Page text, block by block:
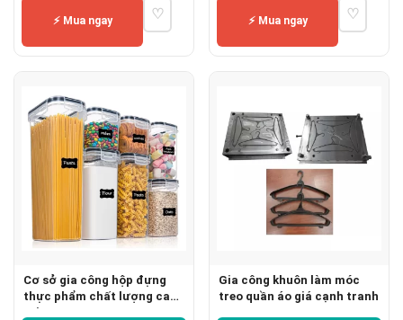
⚡ Mua ngay ♡ ⚡ Mua ngay ♡
Cơ sở gia công hộp đựng
thực phẩm chất lượng cao
tại HCM
Gia công khuôn làm móc
treo quần áo giá cạnh tranh